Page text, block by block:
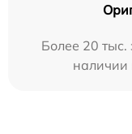
Более 20 тыс.
наличии